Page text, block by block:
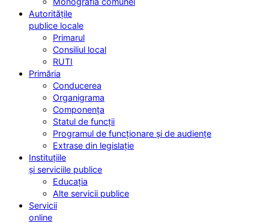
Autoritățile
publice locale
Primarul
Consiliul local
RUTI
Primăria
Conducerea
Organigrama
Componența
Statul de funcții
Programul de funcționare și de audiențe
Extrase din legislație
Instituțiile
și serviciile publice
Educația
Alte servicii publice
Servicii
online